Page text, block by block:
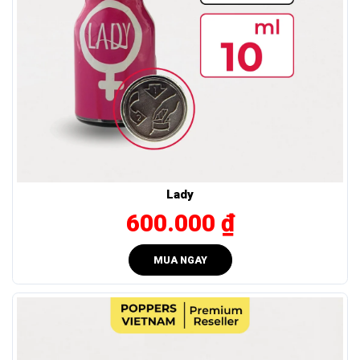
gã khổng lồ trong ngành chưng cất Nitrite tại Pháp. Công
thức Propyl độc quyền của Jolt mang lại 2 sự khác biệt lớn:
Jolt Aroma với công thức chung là Propyl.
Lady
600.000 ₫
MUA NGAY